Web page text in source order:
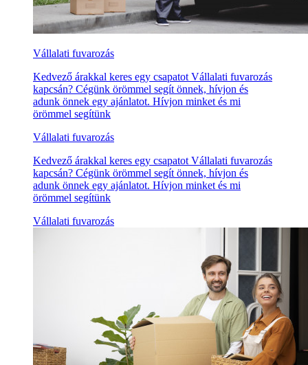
Vállalati fuvarozás
Kedvező árakkal keres egy csapatot Vállalati fuvarozás
kapcsán? Cégünk örömmel segít önnek, hívjon és
adunk önnek egy ajánlatot. Hívjon minket és mi
örömmel segítünk
Vállalati fuvarozás
Kedvező árakkal keres egy csapatot Vállalati fuvarozás
kapcsán? Cégünk örömmel segít önnek, hívjon és
adunk önnek egy ajánlatot. Hívjon minket és mi
örömmel segítünk
Vállalati fuvarozás